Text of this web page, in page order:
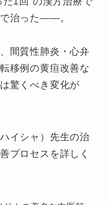
治った——。
間質性肺炎・心弁
移例の黄疸改善な
驚くべき変化が
イシャ）先生の治
プロセスを詳しく